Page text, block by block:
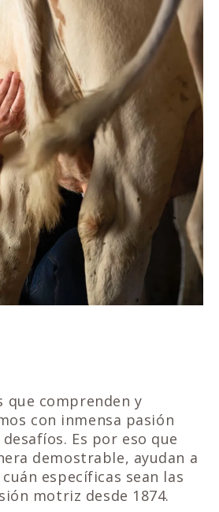
que comprenden y
con inmensa pasión
Es por eso que
demostrable, ayudan a
específicas sean las
motriz desde 1874.